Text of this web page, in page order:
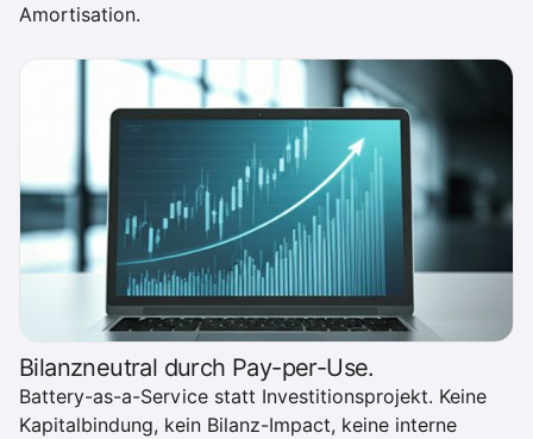
Amortisation.
Bilanzneutral durch Pay-per-Use.
Battery-as-a-Service statt Investitionsprojekt. Keine
Kapitalbindung, kein Bilanz-Impact, keine interne